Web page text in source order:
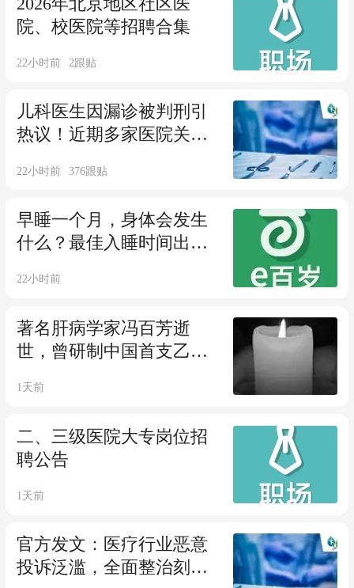
院、校医院等招聘合集
22小时前 2跟贴
儿科医生因漏诊被判刑引
热议！近期多家医院关
22小时前 376跟贴
早睡一个月，身体会发生
什么？最佳入睡时间出
点
22小时前
著名肝病学家冯百芳逝
世，曾研制中国首支乙肝
1天前
二、三级医院大专岗位招
聘公告
1天前
官方发文：医疗行业恶意
投诉泛滥，全面整治刻不